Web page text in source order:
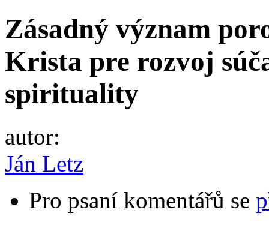
Zásadný význam
Krista pre rozvoj
spirituality
autor:
Ján Letz
Pro psaní komentářů se